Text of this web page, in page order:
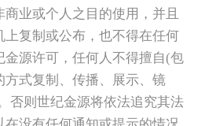
业或个人之目的使用，并且
复制或公布，也不得在任何
金源许可，任何人不得擅自(包
式复制、传播、展示、镜
否则世纪金源将依法追究其法